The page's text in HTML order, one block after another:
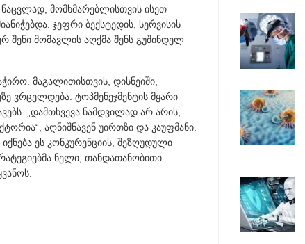
მომხმარებლისთვის ისეთ
ჯეფრი ბექსტედის, სერვისის
შენი მომავლის აღქმა შენს გუშინდელ
მაგალითისთვის, დისნეიში,
ვრცელდება. ტოპმენეჯმენტის მყარი
„დამთხვევა ნამდვილად არ არის,
აღნიშნავენ უირთზი და კაუფმანი.
ეს კონკურენციის, შეზღუდული
ნელი, თანდათანობითი